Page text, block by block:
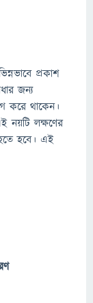
প্রকাশ
জন্য
করে থাকেন।
নয়টি লক্ষণের
হবে। এই